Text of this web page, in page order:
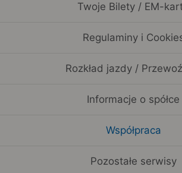
Twoje Bilety / EM-
Regulaminy i
Rozkład jazdy /
Informacje o spółce
Współpraca
Pozostałe serwisy